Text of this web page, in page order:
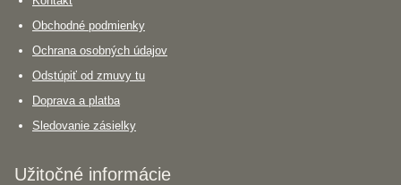
Obchodné podmienky
Ochrana osobných údajov
Odstúpiť od zmuvy tu
Doprava a platba
Sledovanie zásielky
Užitočné informácie